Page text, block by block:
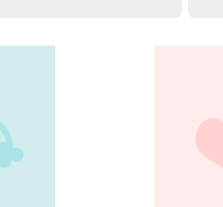
暮らしていたが……旬太の